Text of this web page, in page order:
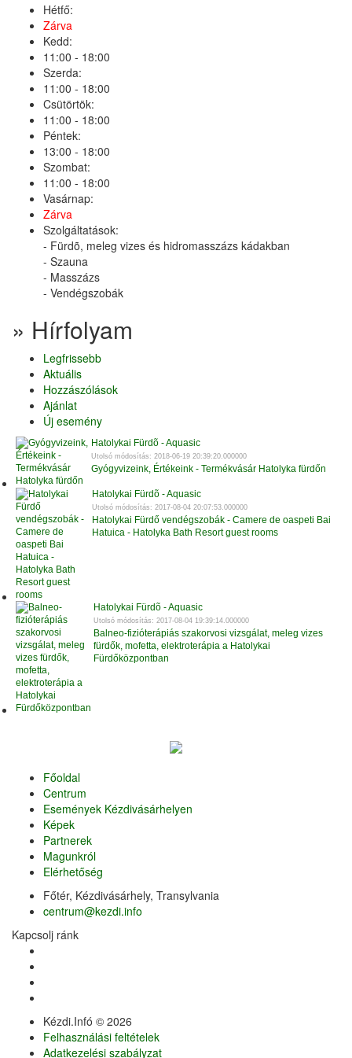
Hétfő:
Zárva
Kedd:
11:00 - 18:00
Szerda:
11:00 - 18:00
Csütörtök:
11:00 - 18:00
Péntek:
13:00 - 18:00
Szombat:
11:00 - 18:00
Vasárnap:
Zárva
Szolgáltatások:
- Fürdõ, meleg vizes és hidromasszázs kádakban
- Szauna
- Masszázs
- Vendégszobák
» Hírfolyam
Legfrissebb
Aktuális
Hozzászólások
Ajánlat
Új esemény
Hatolykai Fürdõ - Aquasic
Utolsó módosítás: 2018-06-19 20:39:20.000000
Gyógyvizeink, Értékeink - Termékvásár Hatolyka fürdőn
Hatolykai Fürdõ - Aquasic
Utolsó módosítás: 2017-08-04 20:07:53.000000
Hatolykai Fürdő vendégszobák - Camere de oaspeti Bai
Hatuica - Hatolyka Bath Resort guest rooms
Hatolykai Fürdõ - Aquasic
Utolsó módosítás: 2017-08-04 19:39:14.000000
Balneo-fizióterápiás szakorvosi vizsgálat, meleg vizes
fürdők, mofetta, elektroterápia a Hatolykai
Fürdőközpontban
Főoldal
Centrum
Események Kézdivásárhelyen
Képek
Partnerek
Magunkról
Elérhetőség
Főtér, Kézdivásárhely, Transylvania
centrum@kezdi.info
Kapcsolj ránk
Kézdi.Infó © 2026
Felhasználási feltételek
Adatkezelési szabályzat